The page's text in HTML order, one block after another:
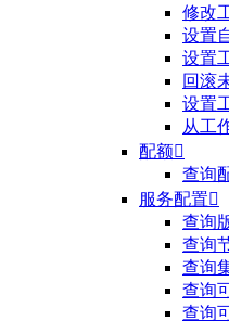
修改
设置
设置
回滚
设置
从工
配额
查询
服务配置
查询
查询
查询
查询
查询